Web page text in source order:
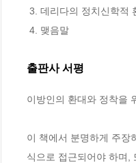
4. 맺음말
출판사 서평
이방인의 환대와 정착을
이 책에서 분명하게 주장
식으로 접근되어야 하며,